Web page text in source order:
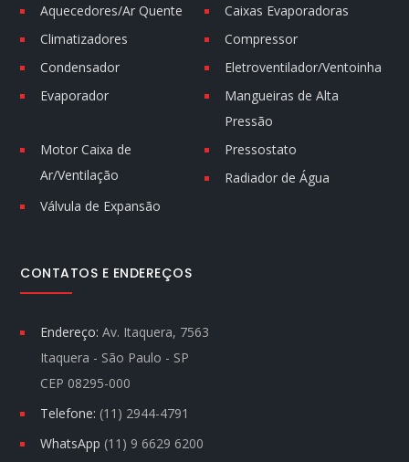
Aquecedores/Ar Quente
Caixas Evaporadoras
Climatizadores
Compressor
Condensador
Eletroventilador/Ventoinha
Evaporador
Mangueiras de Alta
Pressão
Motor Caixa de
Ar/Ventilação
Pressostato
Radiador de Água
Válvula de Expansão
CONTATOS E ENDEREÇOS
Endereço: Av. Itaquera, 7563
Itaquera - São Paulo - SP
CEP 08295-000
Telefone: (11) 2944-4791
WhatsApp (11) 9 6629 6200